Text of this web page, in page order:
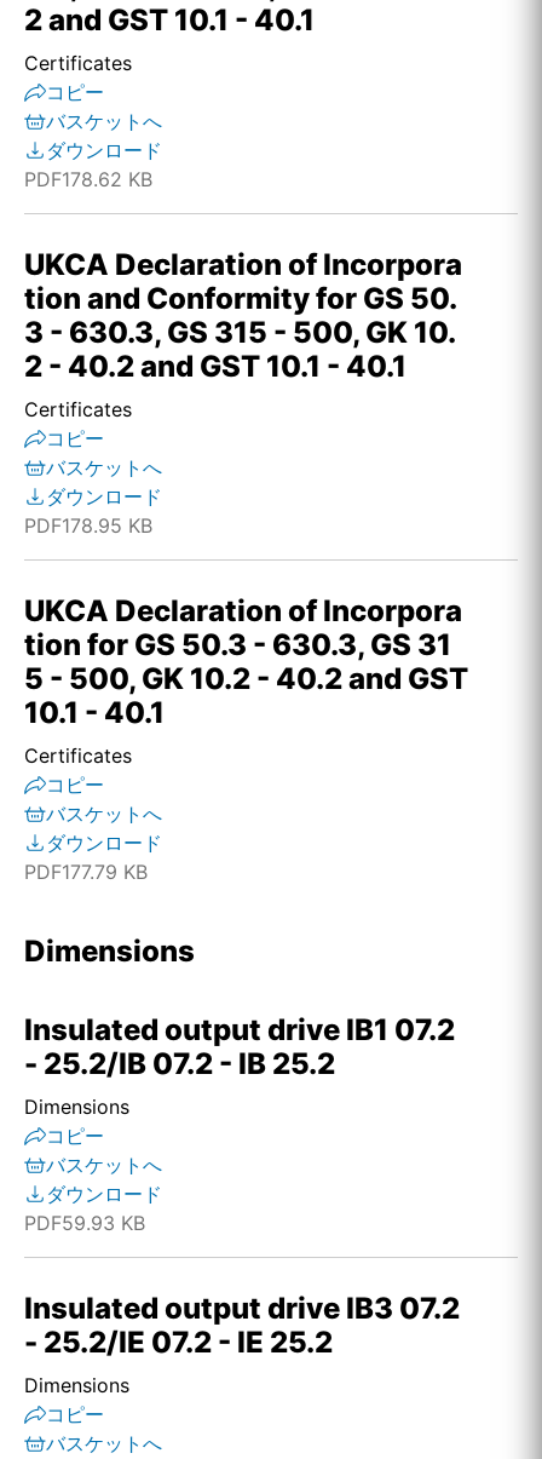
2 and GST 10.1 - 40.1
Certificates
コピー
バスケットへ
ダウンロード
PDF178.62 KB
UKCA Declaration of Incorpora
tion and Conformity for GS 50.
3 - 630.3, GS 315 - 500, GK 10.
2 - 40.2 and GST 10.1 - 40.1
Certificates
コピー
バスケットへ
ダウンロード
PDF178.95 KB
UKCA Declaration of Incorpora
tion for GS 50.3 - 630.3, GS 31
5 - 500, GK 10.2 - 40.2 and GST
10.1 - 40.1
Certificates
コピー
バスケットへ
ダウンロード
PDF177.79 KB
Dimensions
Insulated output drive IB1 07.2
- 25.2/IB 07.2 - IB 25.2
Dimensions
コピー
バスケットへ
ダウンロード
PDF59.93 KB
Insulated output drive IB3 07.2
- 25.2/IE 07.2 - IE 25.2
Dimensions
コピー
バスケットへ